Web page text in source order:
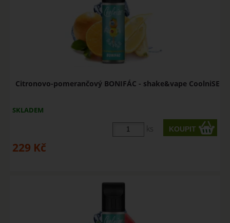
Citronovo-pomerančový BONIFÁC - shake&vape CoolniSE
SKLADEM
ks
229 Kč